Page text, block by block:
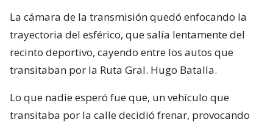
La cámara de la transmisión quedó enfocando la
trayectoria del esférico, que salía lentamente del
recinto deportivo, cayendo entre los autos que
transitaban por la Ruta Gral. Hugo Batalla.
Lo que nadie esperó fue que, un vehículo que
transitaba por la calle decidió frenar, provocando